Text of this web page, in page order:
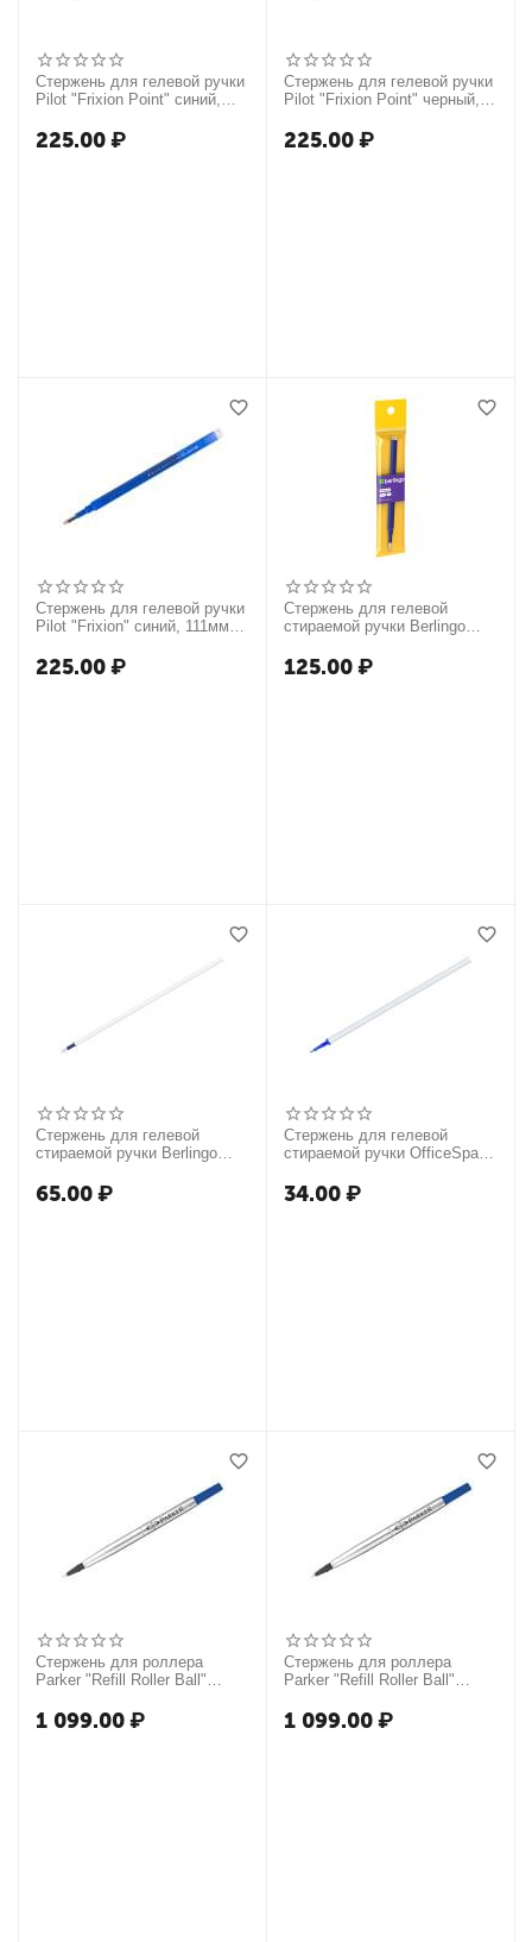
Стержень для гелевой ручки
Pilot "Frixion Point" синий,
225.00₽
Стержень для гелевой ручки
Pilot "Frixion Point" черный,
225.00₽
Стержень для гелевой ручки
Pilot "Frixion" синий, 111мм,
225.00₽
Стержень для гелевой
стираемой ручки Berlingo
0,6мм
125.00₽
Стержень для гелевой
стираемой ручки Berlingo
65.00₽
Стержень для гелевой
стираемой ручки OfficeSpace
наконечник, 131мм, 0,5мм
34.00₽
Стержень для роллера
Parker "Refill Roller Ball"
1 099.00₽
Стержень для роллера
Parker "Refill Roller Ball"
1 099.00₽